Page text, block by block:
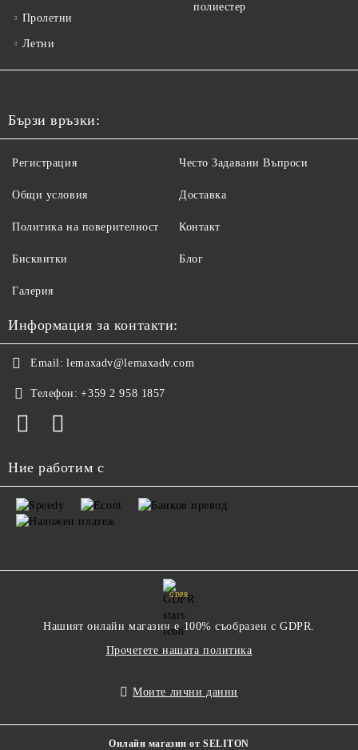
Пролетни
Летни
полиестер
Бързи връзки:
Регистрация
Общи условия
Политика на поверителност
Бисквитки
Често Задавани Въпроси
Доставка
Контакт
Блог
Галерия
Информация за контакти:
Email: lemaxadv@lemaxadv.com
Телефон: +359 2 958 1857
Ние работим с
GDPR
Нашият онлайн магазин е 100% съобразен с GDPR.
Прочетете нашата политика
Моите лични данни
Онлайн магазин от SELITON